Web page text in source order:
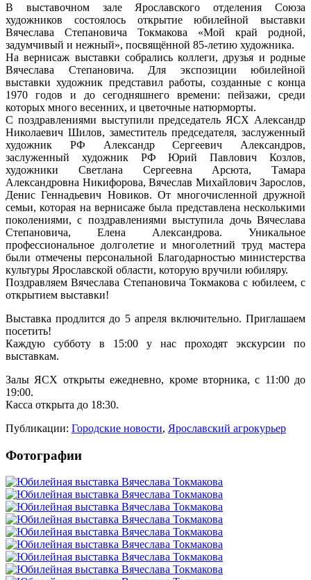
В выставочном зале Ярославского отделения Союза
художников состоялось открытие юбилейной выставки
Вячеслава Степановича Токмакова «Мой край родной,
задумчивый и нежный», посвящённой 85-летию художника.
На вернисаж выставки собрались коллеги, друзья и родные
Вячеслава Степановича. Для экспозиции юбилейной
выставки художник представил работы, созданные с конца
1970 годов и до сегодняшнего времени: пейзажи, среди
которых много весенних, и цветочные натюрморты.
С поздравлениями выступили председатель ЯСХ Александр
Николаевич Шилов, заместитель председателя, заслуженный
художник РФ Александр Сергеевич Александров,
заслуженный художник РФ Юрий Павлович Козлов,
художники Светлана Сергеевна Арсюта, Тамара
Александровна Никифорова, Вячеслав Михайлович Зарослов,
Денис Геннадьевич Новиков. От многочисленной дружной
семьи, которая на вернисаже была представлена несколькими
поколениями, с поздравлениями выступила дочь Вячеслава
Степановича, Елена Александрова. Уникальное
профессиональное долголетие и многолетний труд мастера
были отмечены персональной Благодарностью министерства
культуры Ярославской области, которую вручили юбиляру.
Поздравляем Вячеслава Степановича Токмакова с юбилеем, с
открытием выставки!
Выставка продлится до 5 апреля включительно. Приглашаем
посетить!
Каждую субботу в 15:00 у нас проходят экскурсии по
выставкам.
Залы ЯСХ открыты ежедневно, кроме вторника, с 11:00 до
19:00.
Касса открыта до 18:30.
Публикации: Городские новости, Ярославский агрокурьер
Фотографии